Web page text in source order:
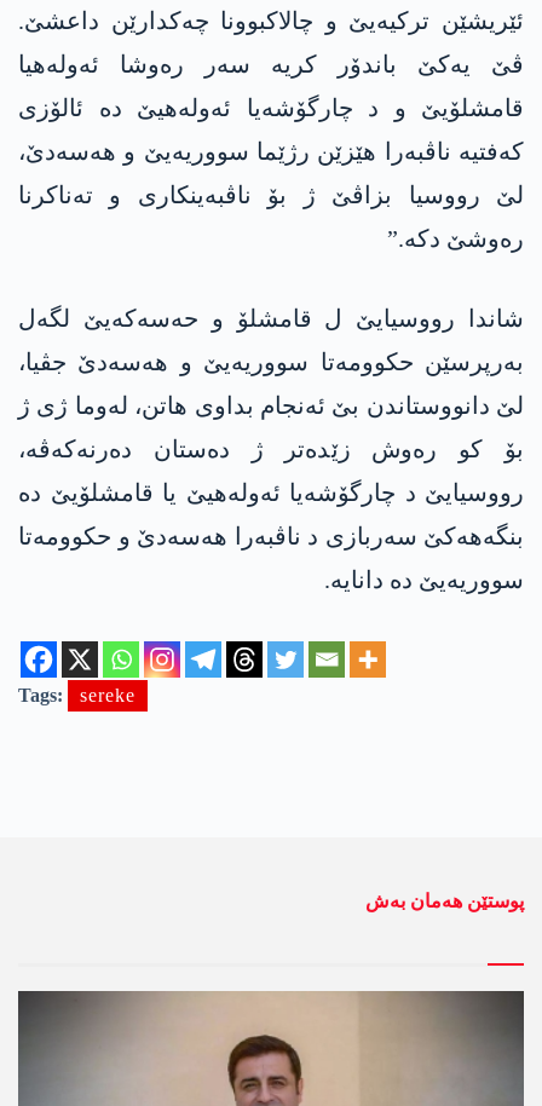
ئێریشێن ترکیەیێ و چالاکبوونا چەکدارێن داعشێ.
ڤێ یەکێ باندۆر کریە سەر رەوشا ئەولەھیا
قامشلۆیێ و د چارگۆشەیا ئەولەھیێ دە ئالۆزی
کەفتیە ناڤبەرا ھێزێن رژێما سووریەیێ و ھەسەدێ،
لێ رووسیا بزاڤێ ژ بۆ ناڤبەینکاری و تەناکرنا
رەوشێ دکە.”
شاندا رووسیایێ ل قامشلۆ و حەسەکەیێ لگەل
بەرپرسێن حکوومەتا سووریەیێ و ھەسەدێ جڤیا،
لێ دانووستاندن بێ ئەنجام بداوی ھاتن، لەوما ژی ژ
بۆ کو رەوش زێدەتر ژ دەستان دەرنەکەڤە،
رووسیایێ د چارگۆشەیا ئەولەھیێ یا قامشلۆیێ دە
بنگەھەکێ سەربازی د ناڤبەرا ھەسەدێ و حکوومەتا
سووریەیێ دە دانایە.
Tags: sereke
پوستێن ھەمان بەش